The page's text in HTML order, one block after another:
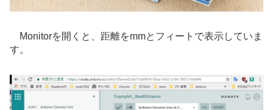
Monitorを開くと、距離をmmとフィートで表示していま
す。